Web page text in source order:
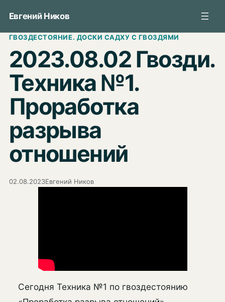
содержимому
Евгений Ников
ГВОЗДЕСТОЯНИЕ. ДОСКИ САДХУ С ГВОЗДЯМИ
2023.08.02 Гвозди.
Техника №1.
Проработка
разрыва
отношений
02.08.2023Евгений Ников
Сегодня Техника №1 по гвоздестоянию